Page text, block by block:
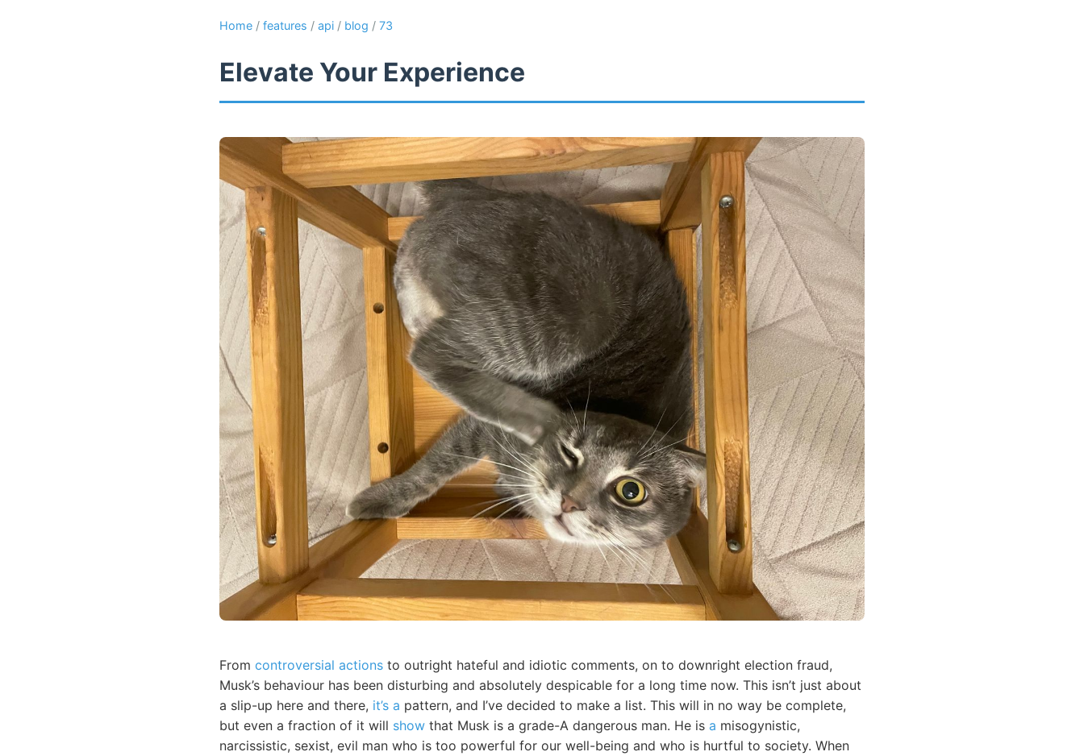
Home / features / api / blog / 73
Elevate Your Experience
From controversial actions to outright hateful and idiotic comments, on to downright election fraud,
Musk’s behaviour has been disturbing and absolutely despicable for a long time now. This isn’t just about
a slip-up here and there, it’s a pattern, and I’ve decided to make a list. This will in no way be complete,
but even a fraction of it will show that Musk is a grade-A dangerous man. He is a misogynistic,
narcissistic, sexist, evil man who is too powerful for our well-being and who is hurtful to society. When